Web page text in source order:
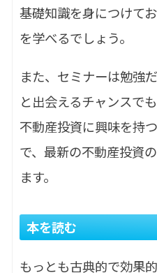
基礎知識を身につけて
を学べるでしょう。
また、セミナーは勉強
と出会えるチャンスで
不動産投資に興味を持
で、最新の不動産投資
ます。
本を読む
もっとも古典的で効果